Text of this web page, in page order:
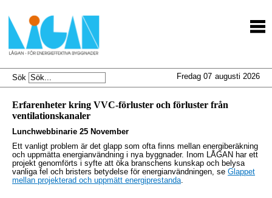
augusti 2026
Fredag 07
Sök
Erfarenheter kring VVC-förluster och förluster från
ventilationskanaler
Lunchwebbinarie 25 November
Ett vanligt problem är det glapp som ofta finns mellan energiberäkning
och uppmätta energianvändning i nya byggnader. Inom LÅGAN har ett
projekt genomförts i syfte att öka branschens kunskap och belysa
vanliga fel och bristers betydelse för energianvändningen, se Glappet
mellan projekterad och uppmätt energiprestanda.